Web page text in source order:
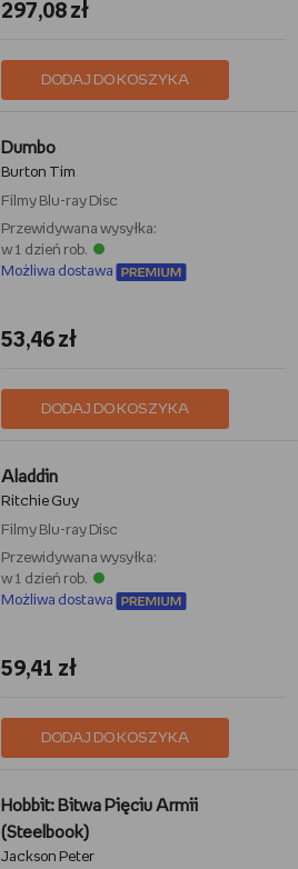
297,08 zł
DODAJ DO KOSZYKA
Dumbo
Burton Tim
Filmy Blu-ray Disc
Przewidywana wysyłka:
w 1 dzień rob.
Możliwa dostawa
53,46 zł
DODAJ DO KOSZYKA
Aladdin
Ritchie Guy
Filmy Blu-ray Disc
Przewidywana wysyłka:
w 1 dzień rob.
Możliwa dostawa
59,41 zł
DODAJ DO KOSZYKA
Hobbit: Bitwa Pięciu Armii
(Steelbook)
Jackson Peter